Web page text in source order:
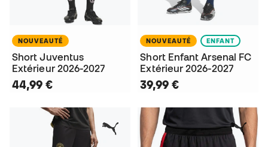
NOUVEAUTÉ
Short Juventus
Extérieur 2026-2027
44,99 €
NOUVEAUTÉ ENFANT
Short Enfant Arsenal FC
Extérieur 2026-2027
39,99 €